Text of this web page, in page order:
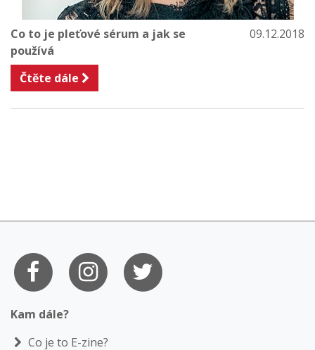
Co to je pleťové sérum a jak se
používá
09.12.2018
Čtěte dále
Kam dále?
Co je to E-zine?